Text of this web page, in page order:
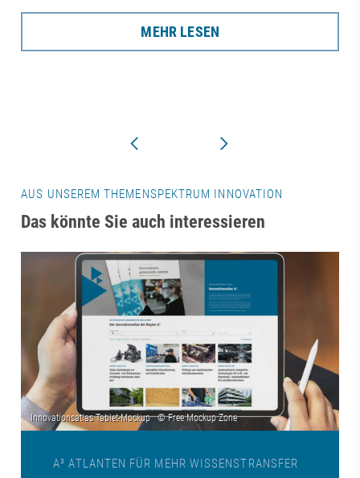
MEHR LESEN
AUS UNSEREM THEMENSPEKTRUM INNOVATION
Das könnte Sie auch interessieren
A³ ATLANTEN FÜR MEHR WISSENSTRANSFER